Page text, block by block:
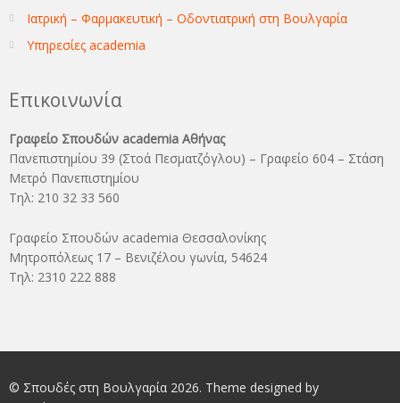
Ιατρική – Φαρμακευτική – Οδοντιατρική στη Βουλγαρία
Υπηρεσίες academia
Επικοινωνία
Γραφείο Σπουδών academia Αθήνας
Πανεπιστημίου 39 (Στοά Πεσματζόγλου) – Γραφείο 604 – Στάση
Μετρό Πανεπιστημίου
Τηλ: 210 32 33 560
Γραφείο Σπουδών academia Θεσσαλονίκης
Μητροπόλεως 17 – Βενιζέλου γωνία, 54624
Τηλ: 2310 222 888
© Σπουδές στη Βουλγαρία 2026. Theme designed by